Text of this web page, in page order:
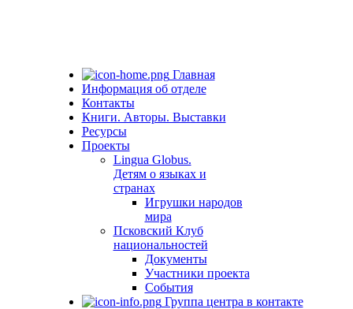
Главная
Информация об отделе
Контакты
Книги. Авторы. Выставки
Ресурсы
Проекты
Lingua Globus.
Детям о языках и
странах
Игрушки народов
мира
Псковский Клуб
национальностей
Документы
Участники проекта
События
Группа центра в контакте